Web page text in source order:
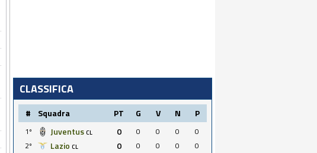
CLASSIFICA
# Squadra PT G V N P
1º Juventus CL 0 0 0 0
0
2º
Lazio CL 0 0 0 0
0